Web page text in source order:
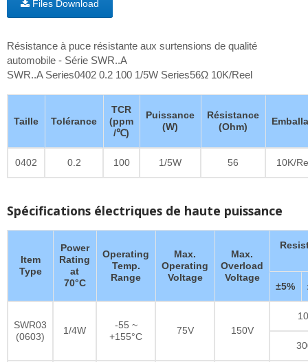
Files Download
Résistance à puce résistante aux surtensions de qualité
automobile - Série SWR..A
SWR..A Series0402 0.2 100 1/5W Series56Ω 10K/Reel
Taille Tolérance
TCR
(ppm
/℃)
Puissance
(W)
Résistance
(Ohm)
0402 0.2 100 1/5W 56 10K/
Spécifications électriques de haute puissance
Item
Type
Power
Rating
at
70°C
Operating
Temp.
Range
Max.
Operating
Voltage
Max.
Overload
Voltage
±5%
SWR03
(0603)
1/4W
-55 ~
+155°C
75V 150V